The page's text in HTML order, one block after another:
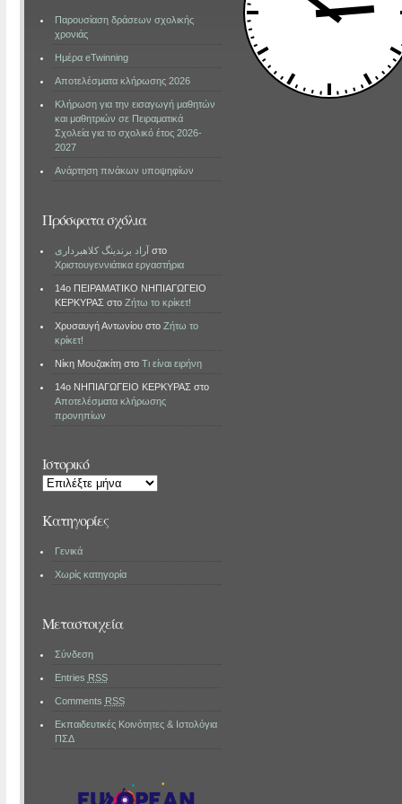
Παρουσίαση δράσεων σχολικής
χρονιάς
Ημέρα eTwinning
Αποτελέσματα κλήρωσης 2026
Κλήρωση για την εισαγωγή μαθητών
και μαθητριών σε Πειραματικά
Σχολεία για το σχολικό έτος 2026-
2027
Ανάρτηση πινάκων υποψηφίων
Πρόσφατα σχόλια
آراد برندینگ کلاهبرداری στο
Χριστουγεννιάτικα εργαστήρια
14ο ΠΕΙΡΑΜΑΤΙΚΟ ΝΗΠΙΑΓΩΓΕΙΟ
ΚΕΡΚΥΡΑΣ στο Ζήτω το κρίκετ!
Χρυσαυγή Αντωνίουστο Ζήτω το
κρίκετ!
Νίκη Μουζακίτηστο Τι είναι ειρήνη
14ο ΝΗΠΙΑΓΩΓΕΙΟ ΚΕΡΚΥΡΑΣ στο
Αποτελέσματα κλήρωσης
προνηπίων
Ιστορικό
Ιστορικό
Kατηγορίες
Γενικά
Χωρίς κατηγορία
Μεταστοιχεία
Σύνδεση
Entries RSS
Comments RSS
Εκπαιδευτικές Κοινότητες & Ιστολόγια
ΠΣΔ